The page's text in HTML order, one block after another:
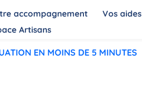
accompagnement Vos aides
Artisans
EN MOINS DE 5 MINUTES